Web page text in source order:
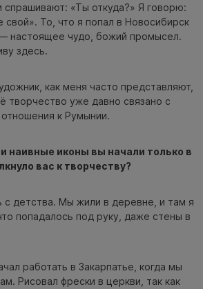
спрашивают: «Ты откуда?» Я говорю:
То, что я попал в Новосибирск
настоящее чудо, божий промысел.
здесь.
как меня часто представляют,
творчество уже давно связано с
к Румынии.
наивные иконы вы начали только в
вас к творчеству?
детства. Мы жили в деревне, и там я
попадалось под руку, даже стены в
работать в Закарпатье, когда мы
Рисовал фрески в церкви, так как